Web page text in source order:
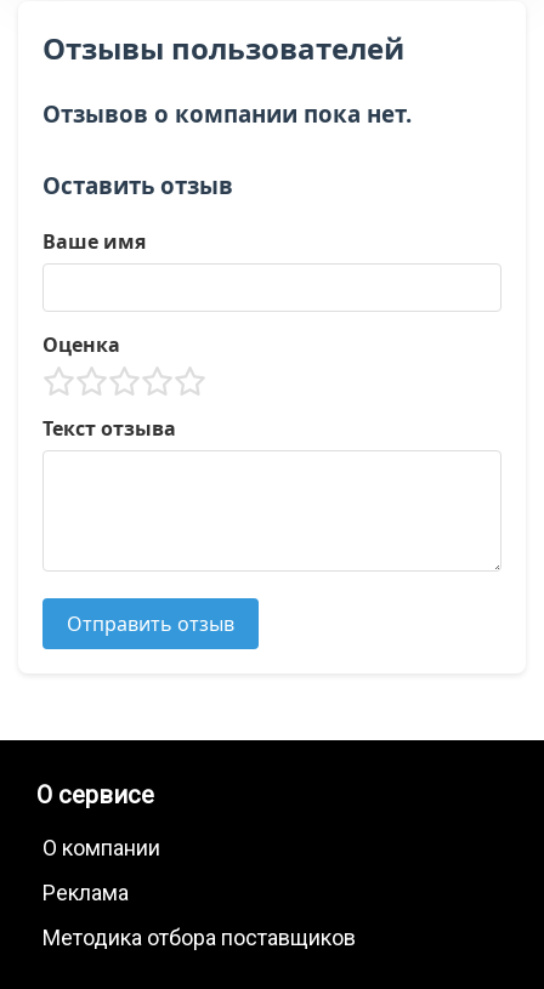
Отзывы пользователей
Отзывов о компании пока нет.
Оставить отзыв
Ваше имя
Оценка
Текст отзыва
Отправить отзыв
О сервисе
О компании
Реклама
Методика отбора поставщиков